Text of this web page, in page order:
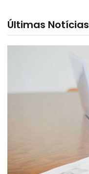
Últimas Notícias